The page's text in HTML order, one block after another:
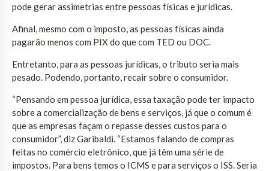
pode gerar assimetrias entre pessoas físicas e jurídicas.
Afinal, mesmo com o imposto, as pessoas físicas ainda
pagarão menos com PIX do que com TED ou DOC.
Entretanto, para as pessoas jurídicas, o tributo seria mais
pesado. Podendo, portanto, recair sobre o consumidor.
“Pensando em pessoa jurídica, essa taxação pode ter impacto
sobre a comercialização de bens e serviços, já que o comum é
que as empresas façam o repasse desses custos para o
consumidor”, diz Garibaldi. “Estamos falando de compras
feitas no comércio eletrônico, que já têm uma série de
impostos. Para bens temos o ICMS e para serviços o ISS. Seria